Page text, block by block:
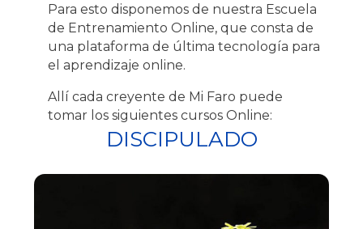
Para esto disponemos de nuestra Escuela
de Entrenamiento Online, que consta de
una plataforma de última tecnología para
el aprendizaje online.
Allí cada creyente de Mi Faro puede
tomar los siguientes cursos Online:
DISCIPULADO